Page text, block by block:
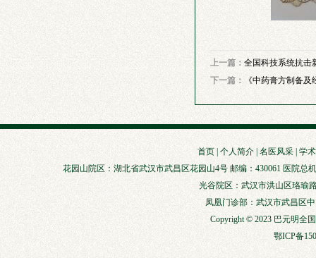
上一篇： 全国科技系统抗击
下一篇：
《中药膏方制备及
首页 个人简介 名医风采 学
花园山院区：湖北省武汉市武昌区花园山4号 邮编：430061 医院总机
光谷院区：武汉市洪山区珞瑜
凤凰门诊部：武汉市武昌区
Copyright © 2023 巴元明全
鄂ICP备